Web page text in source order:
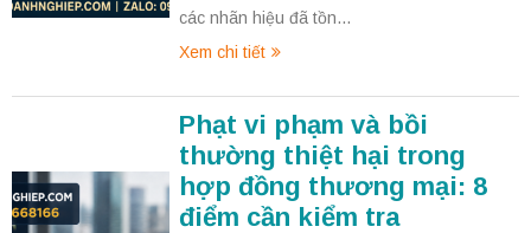
các nhãn hiệu đã tồn...
Xem chi tiết
Phạt vi phạm và bồi
thường thiệt hại trong
hợp đồng thương mại: 8
điểm cần kiểm tra